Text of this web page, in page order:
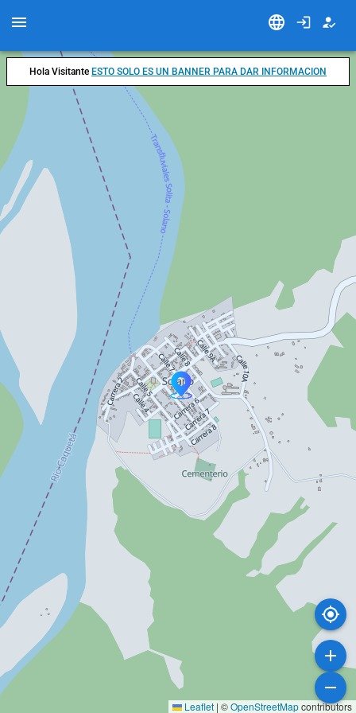
Leaflet | ©OpenStreetMapcontributors
Hola Visitante ESTO SOLO ES UN BANNER PARA DAR INFORMACION